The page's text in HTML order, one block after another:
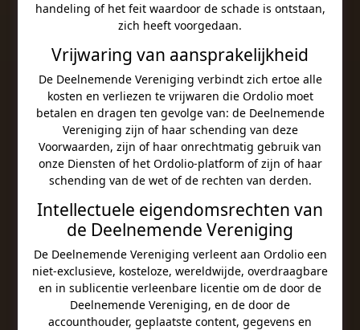
handeling of het feit waardoor de schade is ontstaan,
zich heeft voorgedaan.
Vrijwaring van aansprakelijkheid
De Deelnemende Vereniging verbindt zich ertoe alle
kosten en verliezen te vrijwaren die Ordolio moet
betalen en dragen ten gevolge van: de Deelnemende
Vereniging zijn of haar schending van deze
Voorwaarden, zijn of haar onrechtmatig gebruik van
onze Diensten of het Ordolio-platform of zijn of haar
schending van de wet of de rechten van derden.
Intellectuele eigendomsrechten van
de Deelnemende Vereniging
De Deelnemende Vereniging verleent aan Ordolio een
niet-exclusieve, kosteloze, wereldwijde, overdraagbare
en in sublicentie verleenbare licentie om de door de
Deelnemende Vereniging, en de door de
accounthouder, geplaatste content, gegevens en